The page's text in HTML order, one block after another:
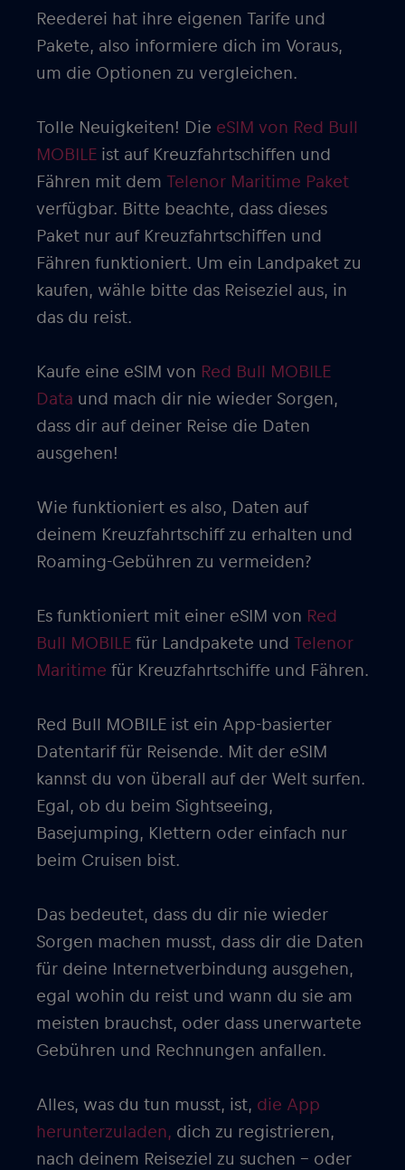
Reederei hat ihre eigenen Tarife und
Pakete, also informiere dich im Voraus,
um die Optionen zu vergleichen.
Tolle Neuigkeiten! Die eSIM von Red Bull
MOBILE ist auf Kreuzfahrtschiffen und
Fähren mit dem Telenor Maritime Paket
verfügbar. Bitte beachte, dass dieses
Paket nur auf Kreuzfahrtschiffen und
Fähren funktioniert. Um ein Landpaket zu
kaufen, wähle bitte das Reiseziel aus, in
das du reist.
Kaufe eine eSIM von Red Bull MOBILE
Data und mach dir nie wieder Sorgen,
dass dir auf deiner Reise die Daten
ausgehen!
Wie funktioniert es also, Daten auf
deinem Kreuzfahrtschiff zu erhalten und
Roaming-Gebühren zu vermeiden?
Es funktioniert mit einer eSIM von Red
Bull MOBILE für Landpakete und Telenor
Maritime für Kreuzfahrtschiffe und Fähren.
Red Bull MOBILE ist ein App-basierter
Datentarif für Reisende. Mit der eSIM
kannst du von überall auf der Welt surfen.
Egal, ob du beim Sightseeing,
Basejumping, Klettern oder einfach nur
beim Cruisen bist.
Das bedeutet, dass du dir nie wieder
Sorgen machen musst, dass dir die Daten
für deine Internetverbindung ausgehen,
egal wohin du reist und wann du sie am
meisten brauchst, oder dass unerwartete
Gebühren und Rechnungen anfallen.
Alles, was du tun musst, ist, die App
herunterzuladen, dich zu registrieren,
nach deinem Reiseziel zu suchen – oder